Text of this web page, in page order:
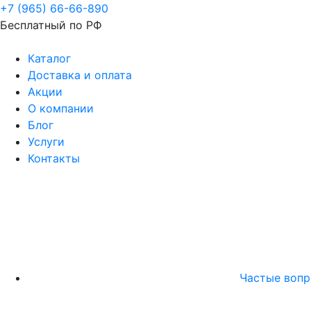
+7 (965) 66-66-890
Бесплатный по РФ
Каталог
Доставка и оплата
Акции
О компании
Блог
Услуги
Контакты
Частые